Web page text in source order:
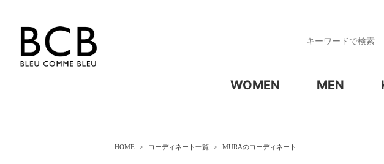
WOMEN MEN
HOME コーディネート一覧 MURAのコーディネート